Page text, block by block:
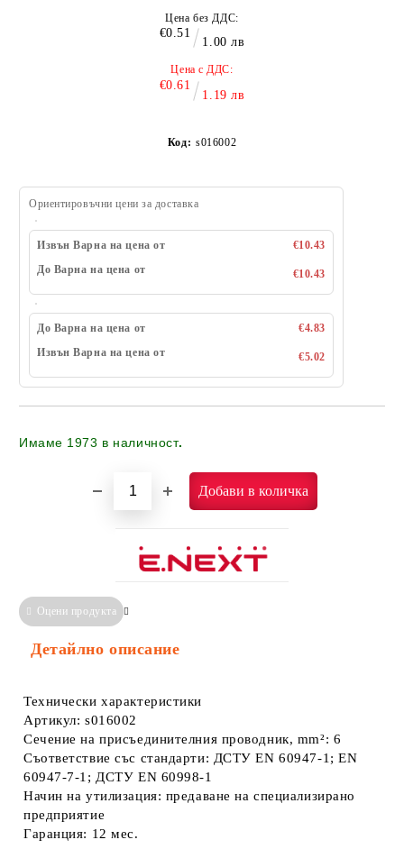
Цена без ДДС:
€0.51
1.00 лв
Цена с ДДС:
€0.61
1.19 лв
Код: s016002
Ориентировъчни цени за доставка
Извън Варна на цена от
€10.43
До Варна на цена от
€10.43
До Варна на цена от
€4.83
Извън Варна на цена от
€5.02
Имаме 1973 в наличност.
Оцени продукта
Детайлно описание
Технически характеристики
Артикул: s016002
Сечение на присъединителния проводник, mm²: 6
Съответствие със стандарти: ДСТУ EN 60947-1; EN
60947-7-1; ДСТУ EN 60998-1
Начин на утилизация: предаване на специализирано
предприятие
Гаранция: 12 мес.